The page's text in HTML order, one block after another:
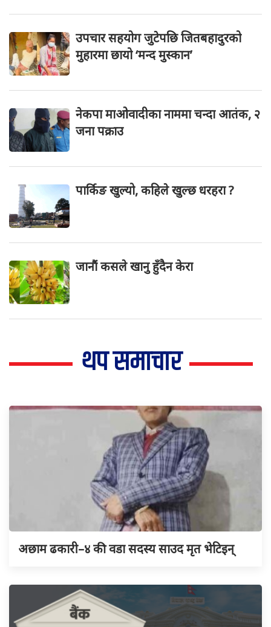
उपचार सहयोग जुटेपछि जितबहादुरको
मुहारमा छायो ‘मन्द मुस्कान’
नेकपा माओवादीका नाममा चन्दा आतंक, २
जना पक्राउ
पार्किङ खुल्यो, कहिले खुल्छ धरहरा ?
जानौं कसले खानु हुँदैन केरा
थप समाचार
अछाम ढकारी–४ की वडा सदस्य साउद मृत भेटिइन्